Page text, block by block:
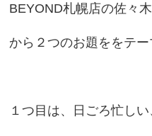
BEYOND札幌店の佐々
から２つのお題ををテー
１つ目は、日ごろ忙し